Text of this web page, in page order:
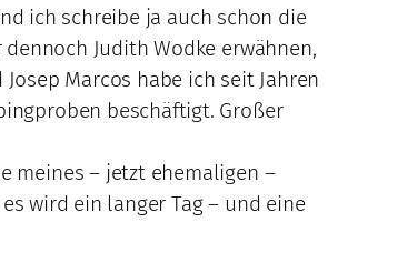
ich schreibe ja auch schon die
Judith Wodke erwähnen,
Marcos habe ich seit Jahren
beschäftigt. Großer
meines – jetzt ehemaligen –
wird ein langer Tag – und eine